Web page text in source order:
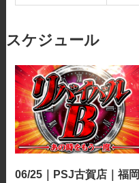
スケジュール
06/25｜PSJ古賀店｜福岡